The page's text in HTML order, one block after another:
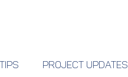
Tips Project Updates